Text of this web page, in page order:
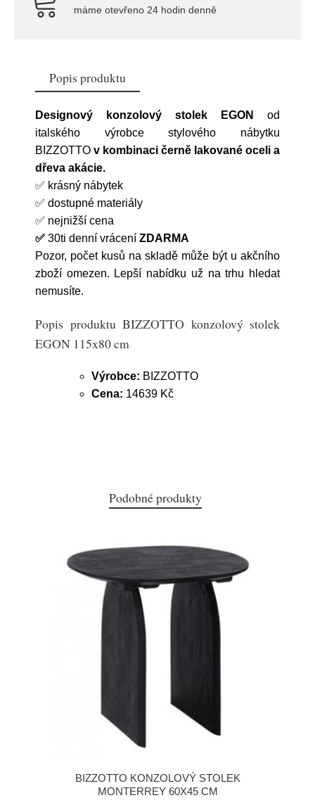
máme otevřeno 24 hodin denně
Popis produktu
Designový konzolový stolek EGON
od
italského výrobce stylového nábytku
BIZZOTTO v kombinaci černě lakované oceli a
dřeva akácie.
✅ krásný nábytek
✅ dostupné materiály
✅ nejnižší cena
✅ 30ti denní vrácení ZDARMA
Pozor, počet kusů na skladě může být u akčního
zboží omezen. Lepší nabídku už na trhu hledat
nemusíte.
Popis produktu BIZZOTTO konzolový stolek
EGON 115x80 cm
Výrobce: BIZZOTTO
Cena: 14639 Kč
Podobné produkty
BIZZOTTO KONZOLOVÝ STOLEK
MONTERREY 60X45 CM